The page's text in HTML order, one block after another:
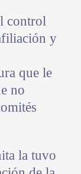
control
y
que le
no
la tuvo